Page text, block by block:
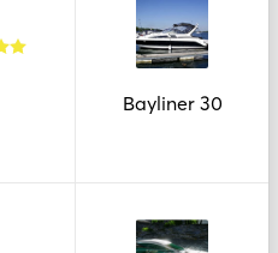
Bayliner 30